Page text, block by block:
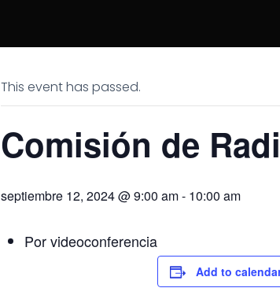
This event has passed.
Comisión de
septiembre 12, 2024 @ 9:00 am- 10:00 am
Por videoconferencia
Add to